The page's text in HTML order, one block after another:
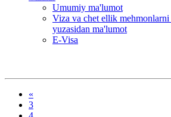
Umumiy ma'lumot
Viza va chet ellik
yuzasidan ma'lumot
E-Visa
«
3